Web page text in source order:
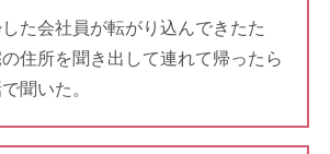
た会社員が転がり込んできたた
住所を聞き出して連れて帰ったら
聞いた。